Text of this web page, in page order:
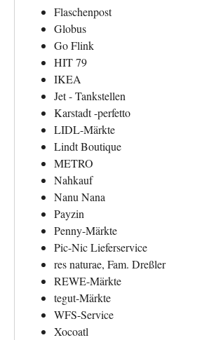
Flaschenpost
Globus
Go Flink
HIT 79
IKEA
Jet - Tankstellen
Karstadt -perfetto
LIDL-Märkte
Lindt Boutique
METRO
Nahkauf
Nanu Nana
Payzin
Penny-Märkte
Pic-Nic Lieferservice
res naturae, Fam. Dreßler
REWE-Märkte
tegut-Märkte
WFS-Service
Xocoatl